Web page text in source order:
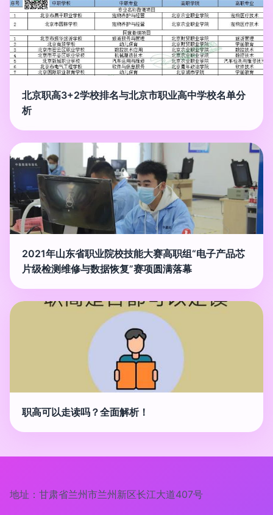
北京职高3+2学校排名与北京市职业高中学校名单分
析
2021年山东省职业院校技能大赛高职组“电子产品芯
片级检测维修与数据恢复”赛项圆满落幕
职高可以走读吗？全面解析！
地址：甘肃省兰州市兰州新区长江大道407号